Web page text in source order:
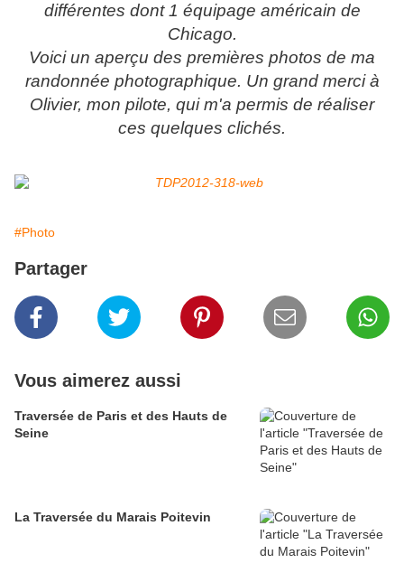
différentes dont 1 équipage américain de
Chicago.
Voici un aperçu des premières photos de ma
randonnée photographique. Un grand merci à
Olivier, mon pilote, qui m'a permis de réaliser
ces quelques clichés.
#Photo
Partager
Vous aimerez aussi
Traversée de Paris et des Hauts de
Seine
La Traversée du Marais Poitevin